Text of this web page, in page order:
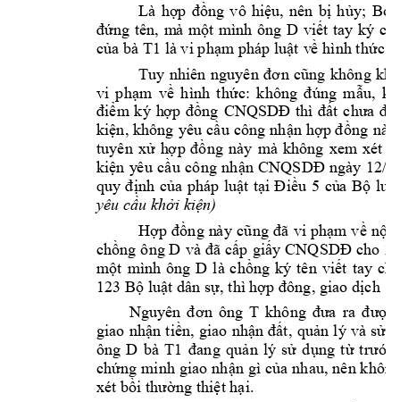
Là hợp đồng vô hiệu, nên bị hủy; Bởi
đứng tên, mà một mình ông D viết tay ký
của bà T1 là vi phạm pháp luật về hình thức
Tuy nhiên nguyên đơn cũng không
vi phạm về hình thức: không đúng mẫu, kh
điểm ký hợp đồng CNQSDĐ thì đất chưa
kiện, không yêu cầu công nhận hợp đồng
tuyên xử hợp đồng này mà không xem xét
kiện yêu cầu công nhận CNQSDĐ ngày 12/
quy định của pháp luật tại Điều 5 của Bộ lu
yêu cầu khởi kiện)
Hợp đồng này cũng đã vi phạm về nộ
chồng ông D và đã cấp giấy CNQSDĐ cho 2
một mình ông D là chồng ký tên viết tay
123 Bộ luật dân sự, thì hợp đông, giao dịch
Nguyên đơn ông T không đưa ra được
giao nhận tiền, giao nhận đất, quản lý và sử
ông D bà T1 đang quản lý sử dụng từ trước
chứng minh giao nhận gì của nhau, nên k
xét bồi thường thiệt hại.